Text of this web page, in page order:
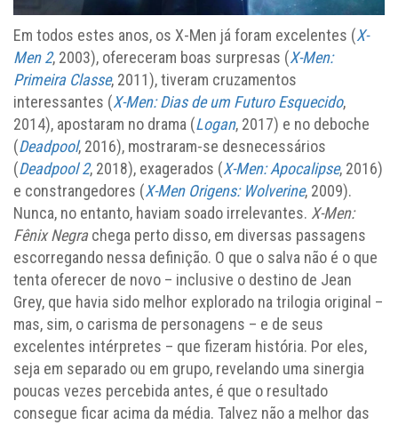
Em todos estes anos, os X-Men já foram excelentes (X-
Men 2, 2003), ofereceram boas surpresas (X-Men:
Primeira Classe, 2011), tiveram cruzamentos
interessantes (X-Men: Dias de um Futuro Esquecido,
2014), apostaram no drama (Logan, 2017) e no deboche
(Deadpool, 2016), mostraram-se desnecessários
(Deadpool 2, 2018), exagerados (X-Men: Apocalipse, 2016)
e constrangedores (X-Men Origens: Wolverine, 2009).
Nunca, no entanto, haviam soado irrelevantes. X-Men:
Fênix Negrachega perto disso, em diversas passagens
escorregando nessa definição. O que o salva não é o que
tenta oferecer de novo – inclusive o destino de Jean
Grey, que havia sido melhor explorado na trilogia original –
mas, sim, o carisma de personagens – e de seus
excelentes intérpretes – que fizeram história. Por eles,
seja em separado ou em grupo, revelando uma sinergia
poucas vezes percebida antes, é que o resultado
consegue ficar acima da média. Talvez não a melhor das